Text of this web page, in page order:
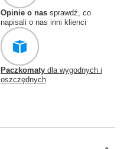
Opinie o nas sprawdź, co
napisali o nas inni klienci
Paczkomaty dla wygodnych i
oszczędnych